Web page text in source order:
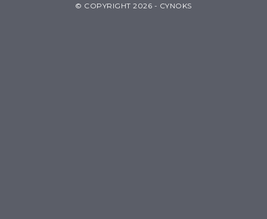
© COPYRIGHT 2026 - CYNOKS